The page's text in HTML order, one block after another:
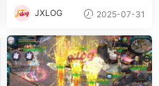
+视频教程
JXLOG 2025-07-31